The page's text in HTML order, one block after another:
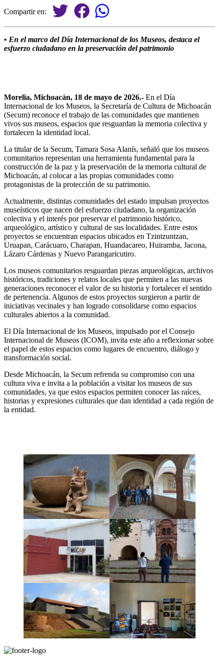
Compartir en:
• En el marco del Día Internacional de los Museos, destaca el
esfuerzo ciudadano en la preservación del patrimonio
Morelia, Michoacán, 18 de mayo de 2026.- En el Día
Internacional de los Museos, la Secretaría de Cultura de Michoacán
(Secum) reconoce el trabajo de las comunidades que mantienen
vivos sus museos, espacios que resguardan la memoria colectiva y
fortalecen la identidad local.
La titular de la Secum, Tamara Sosa Alanís, señaló que los museos
comunitarios representan una herramienta fundamental para la
construcción de la paz y la preservación de la memoria cultural de
Michoacán, al colocar a las propias comunidades como
protagonistas de la protección de su patrimonio.
Actualmente, distintas comunidades del estado impulsan proyectos
museísticos que nacen del esfuerzo ciudadano, la organización
colectiva y el interés por preservar el patrimonio histórico,
arqueológico, artístico y cultural de sus localidades. Entre estos
proyectos se encuentran espacios ubicados en Tzintzuntzan,
Uruapan, Carácuaro, Charapan, Huandacareo, Huiramba, Jacona,
Lázaro Cárdenas y Nuevo Parangaricutiro.
Los museos comunitarios resguardan piezas arqueológicas, archivos
históricos, tradiciones y relatos locales que permiten a las nuevas
generaciones reconocer el valor de su historia y fortalecer el sentido
de pertenencia. Algunos de estos proyectos surgieron a partir de
iniciativas vecinales y han logrado consolidarse como espacios
culturales abiertos a la comunidad.
El Día Internacional de los Museos, impulsado por el Consejo
Internacional de Museos (ICOM), invita este año a reflexionar sobre
el papel de estos espacios como lugares de encuentro, diálogo y
transformación social.
Desde Michoacán, la Secum refrenda su compromiso con una
cultura viva e invita a la población a visitar los museos de sus
comunidades, ya que estos espacios permiten conocer las raíces,
historias y expresiones culturales que dan identidad a cada región de
la entidad.